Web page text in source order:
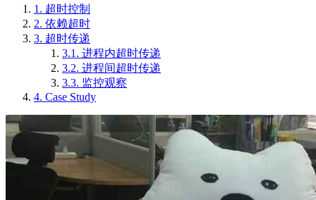
1. 超时控制
2. 依赖超时
3. 超时传递
3.1. 进程内超时传递
3.2. 进程间超时传递
3.3. 监控观察
4. Case Study